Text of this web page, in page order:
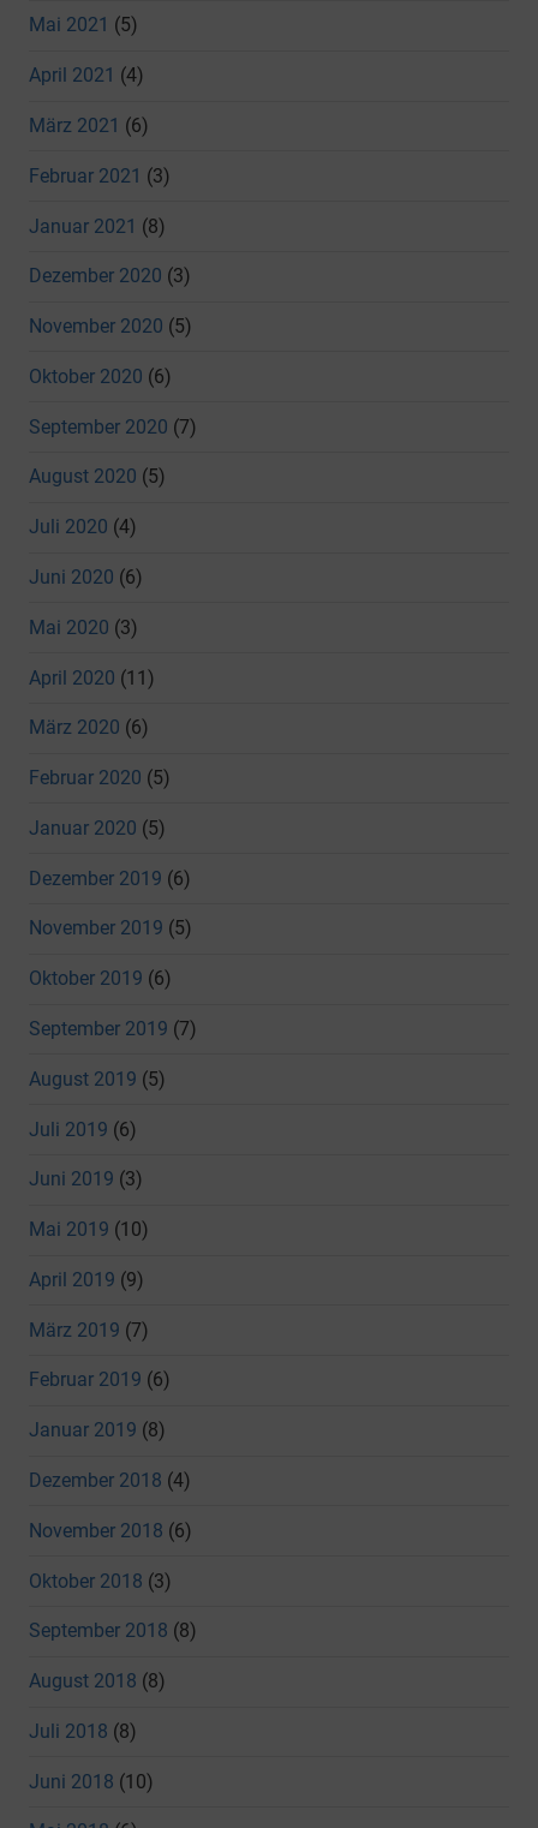
Mai 2021 (5)
April 2021 (4)
März 2021 (6)
Februar 2021 (3)
Januar 2021 (8)
Dezember 2020 (3)
November 2020 (5)
Oktober 2020 (6)
September 2020 (7)
August 2020 (5)
Juli 2020 (4)
Juni 2020 (6)
Mai 2020 (3)
April 2020 (11)
März 2020 (6)
Februar 2020 (5)
Januar 2020 (5)
Dezember 2019 (6)
November 2019 (5)
Oktober 2019 (6)
September 2019 (7)
August 2019 (5)
Juli 2019 (6)
Juni 2019 (3)
Mai 2019 (10)
April 2019 (9)
März 2019 (7)
Februar 2019 (6)
Januar 2019 (8)
Dezember 2018 (4)
November 2018 (6)
Oktober 2018 (3)
September 2018 (8)
August 2018 (8)
Juli 2018 (8)
Juni 2018 (10)